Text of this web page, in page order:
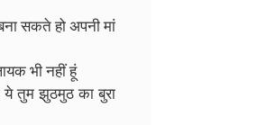
सकते हो अपनी मां
भी नहीं हूं
ये तुम झुठमुठ का बुरा